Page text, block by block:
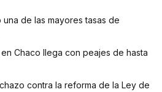
de las mayores tasas de
Chaco llega con peajes de hasta
contra la reforma de la Ley de